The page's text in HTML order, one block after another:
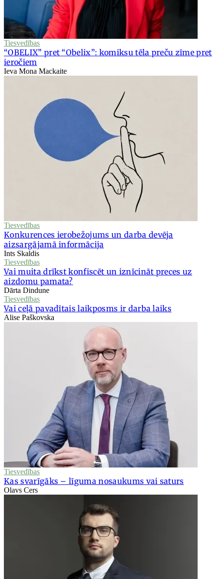
Tiesvedības
“OBELIX” pret “Obelix”: komiksu tēla preču zīme pret
ieročiem
Ieva Mona Mackaite
Tiesvedības
Konkurences ierobežojums un darba devēja
aizsargājamā informācija
Ints Skaldis
Tiesvedības
Vai muita drīkst konfiscēt un iznīcināt preces uz
aizdomu pamata?
Dārta Dindune
Tiesvedības
Vai ceļā pavadītais laikposms ir darba laiks
Alise Paškovska
Tiesvedības
Kas svarīgāks – līguma nosaukums vai saturs
Olavs Cers